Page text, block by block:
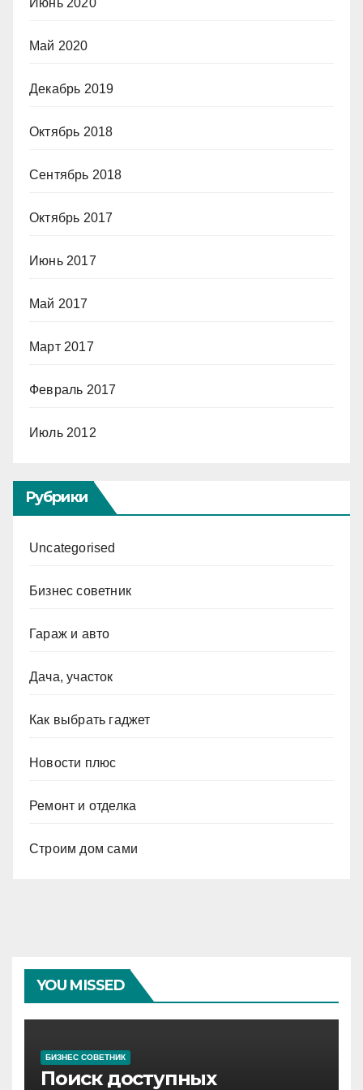
Май 2020
Декабрь 2019
Октябрь 2018
Сентябрь 2018
Октябрь 2017
Июнь 2017
Май 2017
Март 2017
Февраль 2017
Июль 2012
Рубрики
Uncategorised
Бизнес советник
Гараж и авто
Дача, участок
Как выбрать гаджет
Новости плюс
Ремонт и отделка
Строим дом сами
YOU MISSED
БИЗНЕС СОВЕТНИК
Поиск доступных